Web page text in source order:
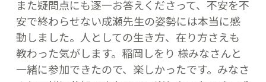
また疑問点にも逐一お答えくださって、不安を不
安で終わらせない成瀬先生の姿勢には本当に感
動しました。人としての生き方、在り方さえも
教わった気がします。稲岡しをり 様みなさんと
一緒に参加できたので、楽しかったです。みなさ